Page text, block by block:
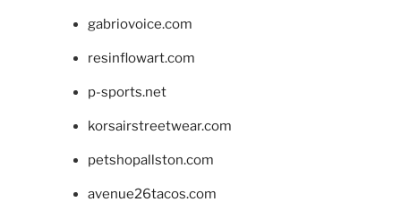
gabriovoice.com
resinflowart.com
p-sports.net
korsairstreetwear.com
petshopallston.com
avenue26tacos.com